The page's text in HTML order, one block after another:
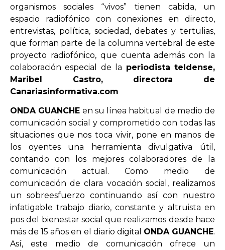
organismos sociales “vivos” tienen cabida, un
espacio radiofónico con conexiones en directo,
entrevistas, política, sociedad, debates y tertulias,
que forman parte de la columna vertebral de este
proyecto radiofónico, que cuenta además con la
colaboración especial de la periodista teldense,
Maribel Castro, directora de
Canariasinformativa.com
ONDA GUANCHE en su línea habitual de medio de
comunicación social y comprometido con todas las
situaciones que nos toca vivir, pone en manos de
los oyentes una herramienta divulgativa útil,
contando con los mejores colaboradores de la
comunicación actual. Como medio de
comunicación de clara vocación social, realizamos
un sobreesfuerzo continuando así con nuestro
infatigable trabajo diario, constante y altruista en
pos del bienestar social que realizamos desde hace
más de 15 años en el diario digital ONDA GUANCHE.
Así, este medio de comunicación ofrece un